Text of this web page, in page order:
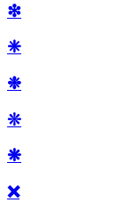
❇
❈
❉
❊
❋
❌